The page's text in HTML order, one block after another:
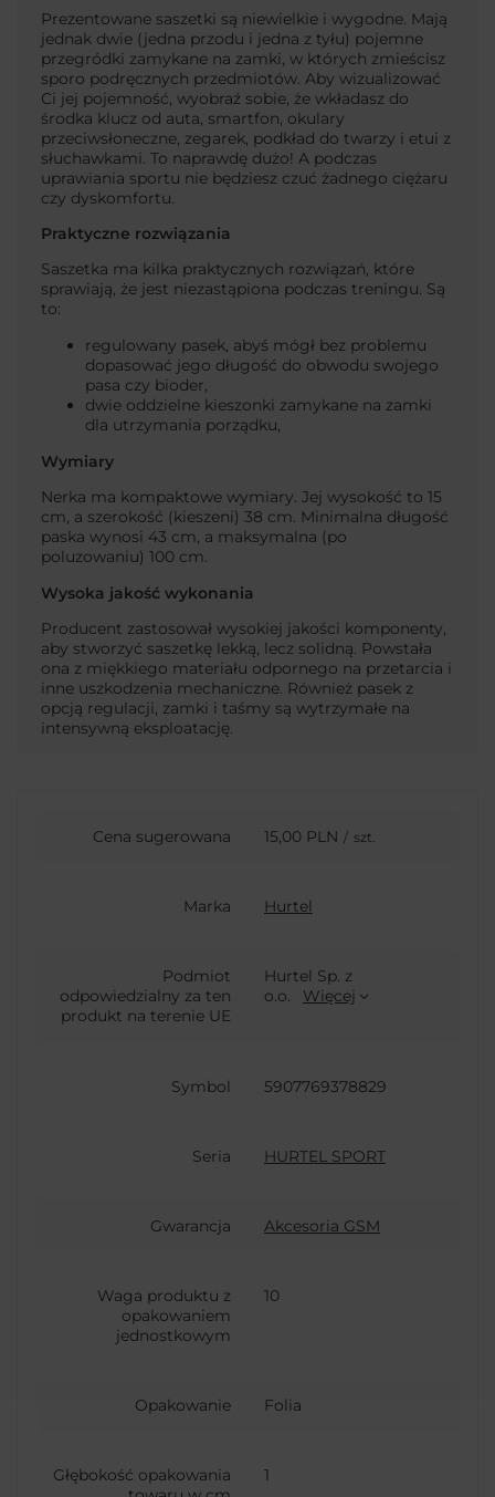
Prezentowane saszetki są niewielkie i wygodne. Mają
jednak dwie (jedna przodu i jedna z tyłu) pojemne
przegródki zamykane na zamki, w których zmieścisz
sporo podręcznych przedmiotów. Aby wizualizować
Ci jej pojemność, wyobraź sobie, że wkładasz do
środka klucz od auta, smartfon, okulary
przeciwsłoneczne, zegarek, podkład do twarzy i etui z
słuchawkami. To naprawdę dużo! A podczas
uprawiania sportu nie będziesz czuć żadnego ciężaru
czy dyskomfortu.
Praktyczne rozwiązania
Saszetka ma kilka praktycznych rozwiązań, które
sprawiają, że jest niezastąpiona podczas treningu. Są
to:
regulowany pasek, abyś mógł bez problemu
dopasować jego długość do obwodu swojego
pasa czy bioder,
dwie oddzielne kieszonki zamykane na zamki
dla utrzymania porządku,
Wymiary
Nerka ma kompaktowe wymiary. Jej wysokość to 15
cm, a szerokość (kieszeni) 38 cm. Minimalna długość
paska wynosi 43 cm, a maksymalna (po
poluzowaniu) 100 cm.
Wysoka jakość wykonania
Producent zastosował wysokiej jakości komponenty,
aby stworzyć saszetkę lekką, lecz solidną. Powstała
ona z miękkiego materiału odpornego na przetarcia i
inne uszkodzenia mechaniczne. Również pasek z
opcją regulacji, zamki i taśmy są wytrzymałe na
intensywną eksploatację.
Cena sugerowana 15,00 PLN / szt.
Marka Hurtel
Podmiot
odpowiedzialny za ten
produkt na terenie UE
Hurtel Sp. z
o.o.
Więcej
Symbol 5907769378829
Seria HURTEL SPORT
Gwarancja Akcesoria GSM
Waga produktu z
opakowaniem
jednostkowym
10
Opakowanie Folia
Głębokość opakowania
1